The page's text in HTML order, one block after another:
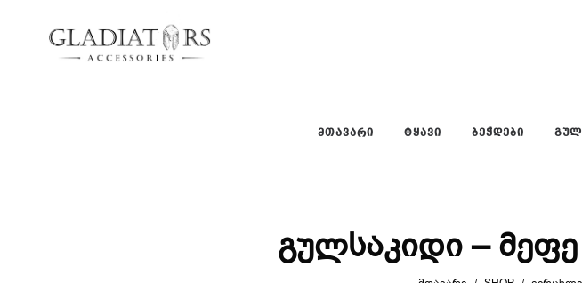
gladiators
gladiators
ᲛᲗᲐᲕᲐᲠᲘ ᲢᲧᲐᲕᲘ ᲑᲔᲭᲓᲔᲑᲘ
გულსაკიდი –